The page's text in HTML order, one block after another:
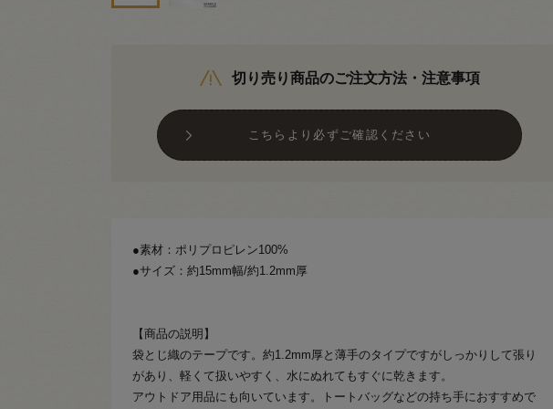
切り売り商品のご注文方法・注意事項
こちらより必ずご確認ください
●素材：ポリプロピレン100%
●サイズ：約15mm幅/約1.2mm厚
【商品の説明】
袋とじ織のテープです。約1.2mm厚と薄手のタイプですがしっかりして張り
があり、軽くて扱いやすく、水にぬれてもすぐに乾きます。
アウトドア用品にも向いています。トートバッグなどの持ち手におすすめで